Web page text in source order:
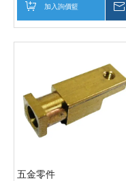
加入詢價籃
五金零件